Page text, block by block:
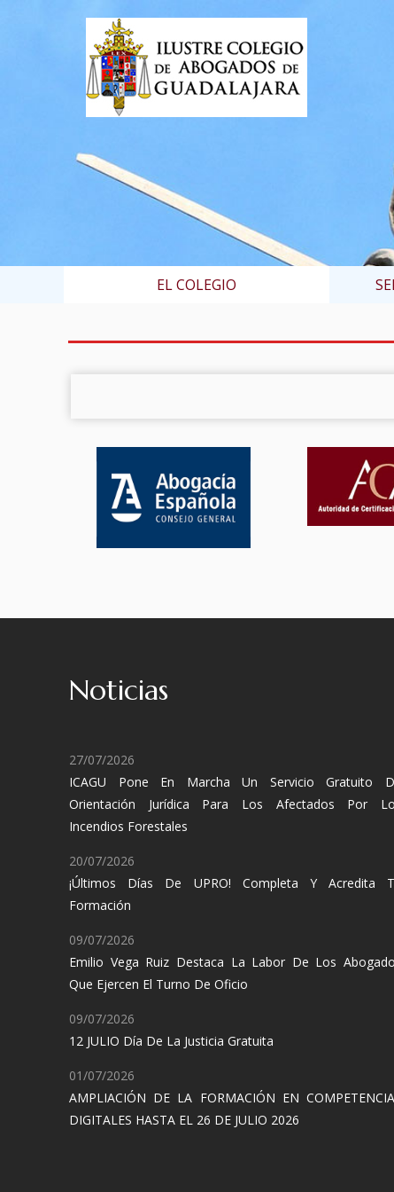
EL COLEGIO
Noticias
27/07/2026
ICAGU Pone En Marcha Un Servicio Gratuito
Orientación Jurídica Para Los Afectados Por
Incendios Forestales
20/07/2026
¡Últimos Días De UPRO! Completa Y Acredita
Formación
09/07/2026
Emilio Vega Ruiz Destaca La Labor De Los
Que Ejercen El Turno De Oficio
09/07/2026
12 JULIO Día De La Justicia Gratuita
01/07/2026
AMPLIACIÓN DE LA FORMACIÓN EN
DIGITALES HASTA EL 26 DE JULIO 2026